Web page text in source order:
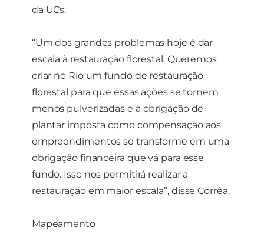
da UCs.
“Um dos grandes problemas hoje é dar
escala à restauração florestal. Queremos
criar no Rio um fundo de restauração
florestal para que essas ações se tornem
menos pulverizadas e a obrigação de
plantar imposta como compensação aos
empreendimentos se transforme em uma
obrigação financeira que vá para esse
fundo. Isso nos permitirá realizar a
restauração em maior escala”, disse Corrêa.
Mapeamento